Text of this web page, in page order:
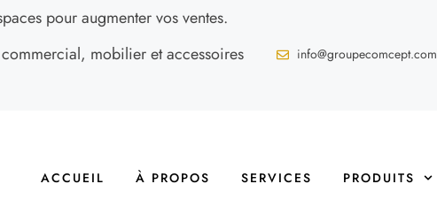
pour augmenter vos ventes.
mobilier et accessoires
info@groupecomcept.com
ACCUEIL À PROPOS SERVICES PRODUITS